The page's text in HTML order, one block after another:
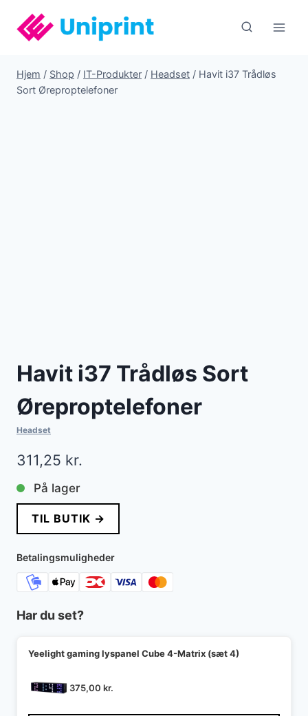
indhold
Hjem / Shop / IT-Produkter / Headset / Havit i37 Trådløs
Sort Øreproptelefoner
Havit i37 Trådløs Sort
Øreproptelefoner
Headset
311,25 kr.
På lager
TIL BUTIK →
Betalingsmuligheder
Har du set?
Yeelight gaming lyspanel Cube 4-Matrix (sæt 4)
375,00 kr.